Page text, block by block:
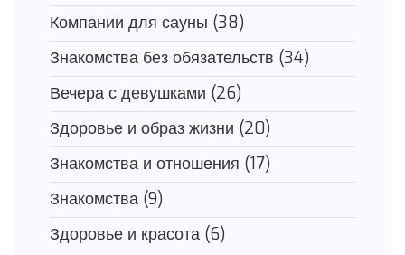
Компании для сауны (38)
Знакомства без обязательств (34)
Вечера с девушками (26)
Здоровье и образ жизни (20)
Знакомства и отношения (17)
Знакомства (9)
Здоровье и красота (6)